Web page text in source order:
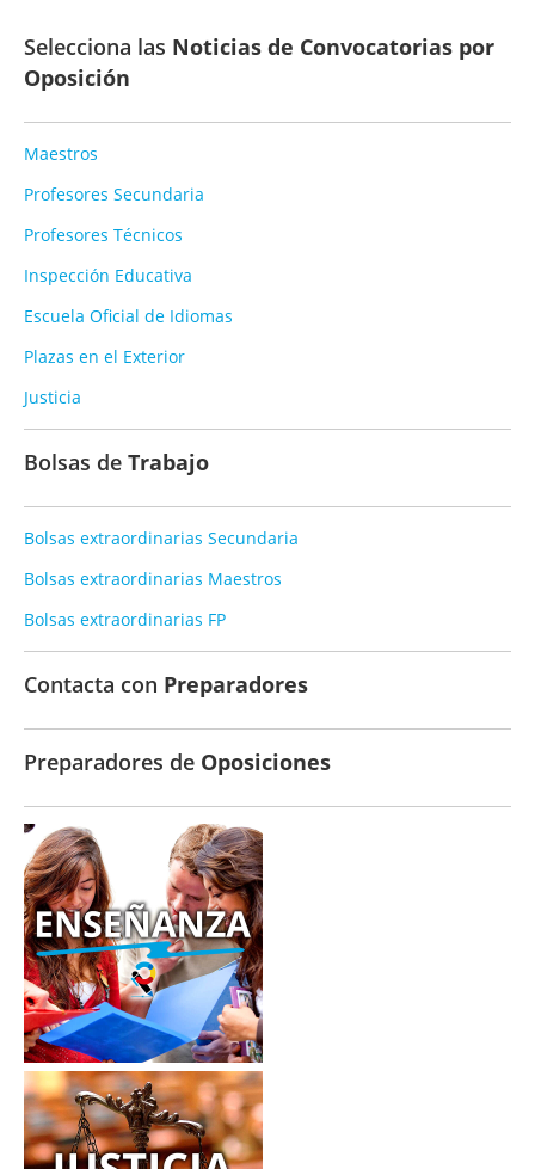
Selecciona las Noticias de Convocatorias por
Oposición
Maestros
Profesores Secundaria
Profesores Técnicos
Inspección Educativa
Escuela Oficial de Idiomas
Plazas en el Exterior
Justicia
Bolsas de Trabajo
Bolsas extraordinarias Secundaria
Bolsas extraordinarias Maestros
Bolsas extraordinarias FP
Contacta con Preparadores
Preparadores de Oposiciones